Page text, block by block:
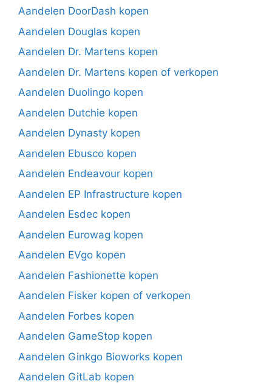
Aandelen DoorDash kopen
Aandelen Douglas kopen
Aandelen Dr. Martens kopen
Aandelen Dr. Martens kopen of verkopen
Aandelen Duolingo kopen
Aandelen Dutchie kopen
Aandelen Dynasty kopen
Aandelen Ebusco kopen
Aandelen Endeavour kopen
Aandelen EP Infrastructure kopen
Aandelen Esdec kopen
Aandelen Eurowag kopen
Aandelen EVgo kopen
Aandelen Fashionette kopen
Aandelen Fisker kopen of verkopen
Aandelen Forbes kopen
Aandelen GameStop kopen
Aandelen Ginkgo Bioworks kopen
Aandelen GitLab kopen